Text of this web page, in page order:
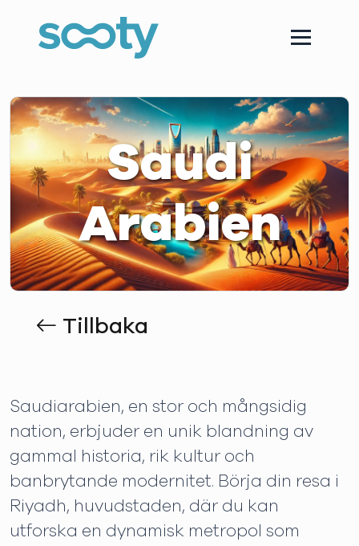
Saudi
Arabien
Tillbaka
Saudiarabien, en stor och mångsidig
nation, erbjuder en unik blandning av
gammal historia, rik kultur och
banbrytande modernitet. Börja din resa i
Riyadh, huvudstaden, där du kan
utforska en dynamisk metropol som